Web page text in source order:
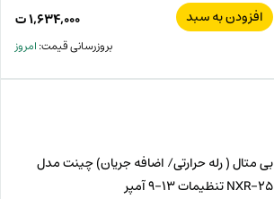
افزودن به سبد ۱,۶۳۴,۰۰۰ت
بروزرسانی قیمت:امروز
بی متال ( رله حرارتی/ اضافه جریان) چینت مدل
NXR-25 تنظیمات 13-9 آمپر